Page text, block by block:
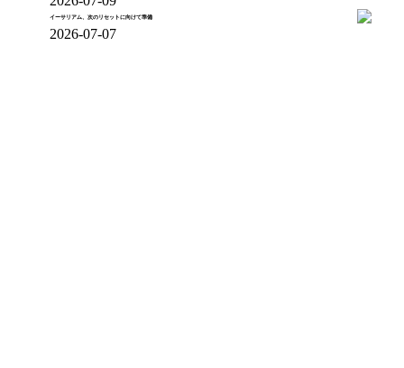
イーサリアム、次のリセットに向けて準備
2026-07-07